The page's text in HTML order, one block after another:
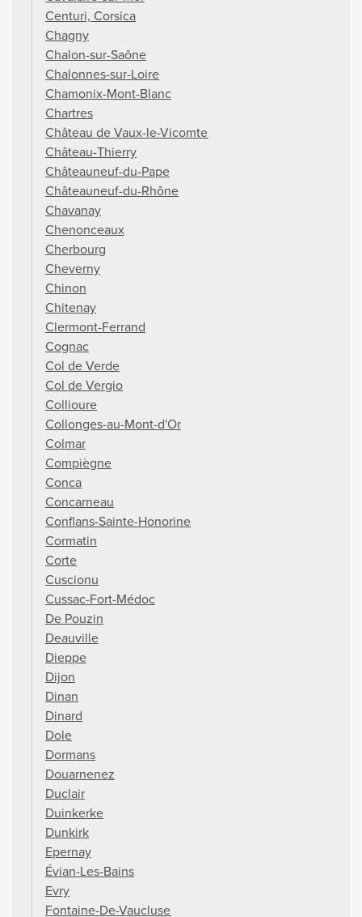
Centuri, Corsica
Chagny
Chalon-sur-Saône
Chalonnes-sur-Loire
Chamonix-Mont-Blanc
Chartres
Château de Vaux-le-Vicomte
Château-Thierry
Châteauneuf-du-Pape
Châteauneuf-du-Rhône
Chavanay
Chenonceaux
Cherbourg
Cheverny
Chinon
Chitenay
Clermont-Ferrand
Cognac
Col de Verde
Col de Vergio
Collioure
Collonges-au-Mont-d'Or
Colmar
Compiègne
Conca
Concarneau
Conflans-Sainte-Honorine
Cormatin
Corte
Cuscionu
Cussac-Fort-Médoc
De Pouzin
Deauville
Dieppe
Dijon
Dinan
Dinard
Dole
Dormans
Douarnenez
Duclair
Duinkerke
Dunkirk
Epernay
Évian-Les-Bains
Evry
Fontaine-De-Vaucluse